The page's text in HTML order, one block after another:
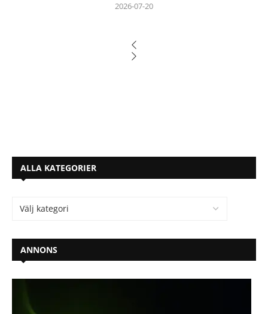
2026-07-20
ALLA KATEGORIER
ANNONS